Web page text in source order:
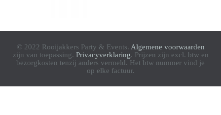
© 2022 Rooijakkers Party & Events. Algemene voorwaarden
zijn van toepassing. Privacyverklaring. Prijzen zijn excl. btw en
bezorgkosten tenzij anders vermeld. Het btw nummer vind je
op elke factuur.